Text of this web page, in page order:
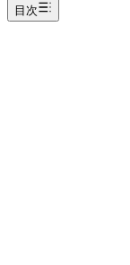
目次